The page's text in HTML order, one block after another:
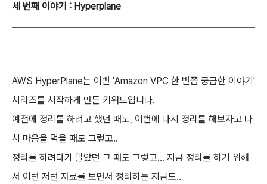
세 번째 이야기 : Hyperplane
AWS HyperPlane는 이번 'Amazon VPC 한 번쯤 궁금한 이야기'
시리즈를 시작하게 만든 키워드입니다.
예전에 정리를 하려고 했던 때도, 이번에 다시 정리를 해보자고 다
시 마음을 먹을 때도 그렇고..
정리를 하려다가 말았던 그 때도 그렇고... 지금 정리를 하기 위해
서 이런 저런 자료를 보면서 정리하는 지금도..